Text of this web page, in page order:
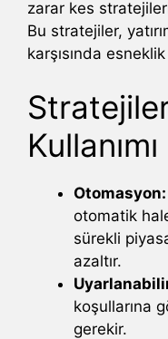
zarar kes
Bu stratejiler,
karşısında
Kullanımı
Otomasyon:
otomatik
sürekli
azaltır.
koşullarına
gerekir.